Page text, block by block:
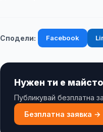
Сподели: Facebook
Нужен ти е
Публикувай безплатна
Безплатна заявка →